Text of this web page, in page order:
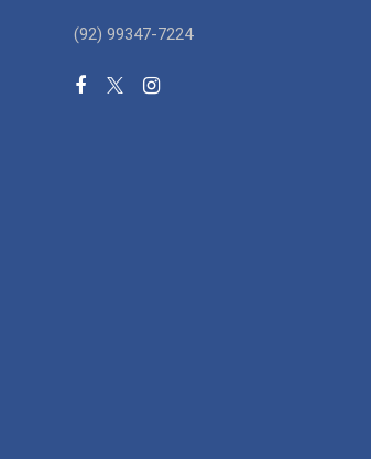
(92) 99347-7224